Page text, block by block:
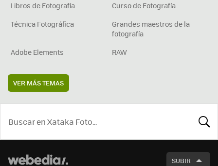
Libros de Fotografía
Curso de Fotografía
Técnica Fotográfica
Grandes maestros de la
fotografía
Adobe Elements
RAW
VER MÁS TEMAS
SUBIR